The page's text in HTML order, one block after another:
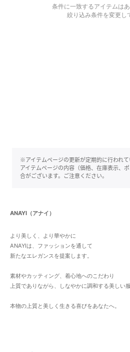
条件に一致するアイテムは
絞り込み条件を変更し
※アイテムページの更新が定期的に行われ
アイテムページの内容（価格、在庫表示、
合がございます。ご注意ください。
ANAYI（アナイ）
より美しく、より華やかに
ANAYIは、ファッションを通して
新たなエレガンスを提案します。
素材やカッティング、着心地へのこだわり
上質でありながら、しなやかに調和する美しい服
本物の上質と美しく生きる喜びをあなたへ。